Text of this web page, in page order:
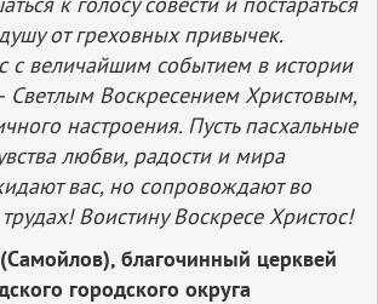
от греховных привычек.
с величайшим событием в истории
Светлым Воскресением Христовым,
настроения. Пусть пасхальные
любви, радости и мира
вас, но сопровождают во
Воистину Воскресе Христос!
благочинный церквей
городского округа